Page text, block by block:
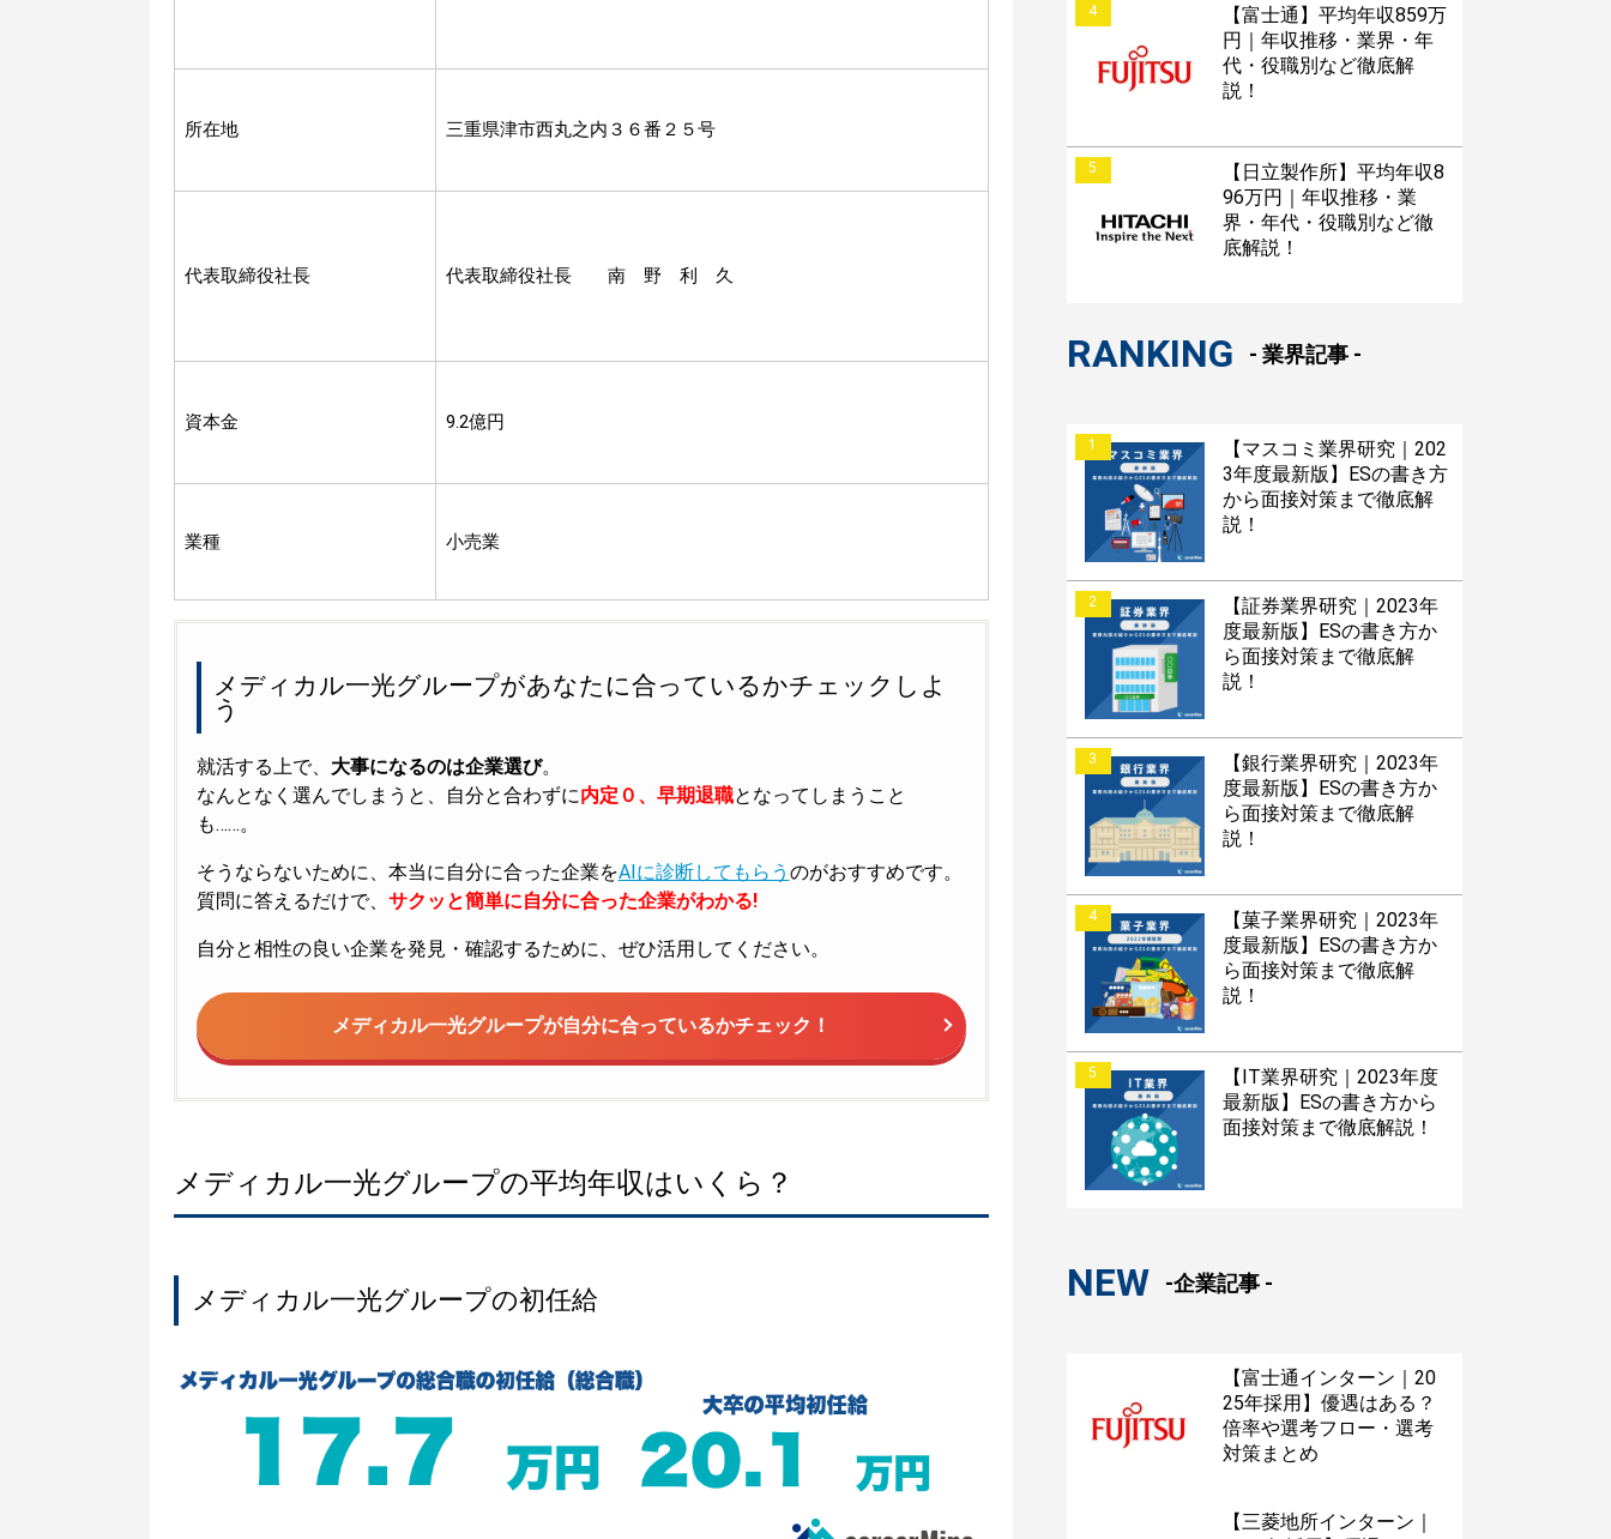
所在地 三重県津市西丸之内３６番２５号
代表取締役社長 代表取締役社長 南 野 利 久
資本金 9.2億円
業種 小売業
メディカル一光グループがあなたに合っているかチェックしよ
う
就活する上で、 大事になるのは企業選び。
なんとなく選んでしまうと、自分と合わずに内定０、早期退職となってしまうこと
も……。
そうならないために、本当に自分に合った企業をAIに診断してもらう のがおすすめです。
質問に答えるだけで、 サクッと簡単に自分に合った企業がわかる!
自分と相性の良い企業を発見・確認するために、ぜひ活用してください。
メディカル一光グループが自分に合っているかチェック！
メディカル一光グループの平均年収はいくら？
メディカル一光グループの初任給
4
【富士通】平均年収859万
円｜年収推移・業界・年
代・役職別など徹底解
説！
5
【日立製作所】平均年収8
96万円｜年収推移・業
界・年代・役職別など徹
底解説！
RANKING - 業界記事 -
1
【マスコミ業界研究｜202
3年度最新版】ESの書き方
から面接対策まで徹底解
説！
2
【証券業界研究｜2023年
度最新版】ESの書き方か
ら面接対策まで徹底解
説！
3
【銀行業界研究｜2023年
度最新版】ESの書き方か
ら面接対策まで徹底解
説！
4
【菓子業界研究｜2023年
度最新版】ESの書き方か
ら面接対策まで徹底解
説！
5
【IT業界研究｜2023年度
最新版】ESの書き方から
面接対策まで徹底解説！
NEW -企業記事 -
【富士通インターン｜20
25年採用】優遇はある？
倍率や選考フロー・選考
対策まとめ
【三菱地所インターン｜